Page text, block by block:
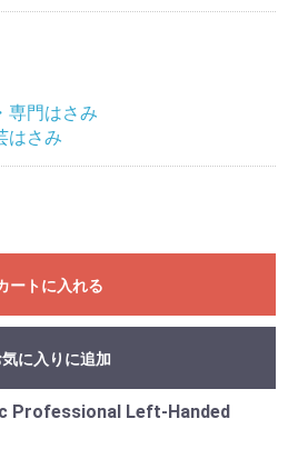
専門はさみ
はさみ
ートに入れる
気に入りに追加
Professional Left-Handed